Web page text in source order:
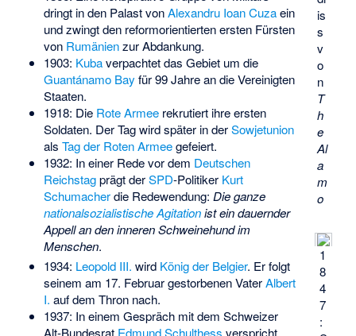
is
s
v
o
n
T
h
e
Al
a
m
o
1
8
4
7
:
dringt in den Palast vonAlexandru Ioan Cuzaein
und zwingt den reformorientierten ersten Fürsten
von Rumänienzur Abdankung.
1903: Kubaverpachtet das Gebiet um die
Guantánamo Bay für 99 Jahre an die Vereinigten
Staaten.
1918: Die Rote Armeerekrutiert ihre ersten
Soldaten. Der Tag wird später in derSowjetunion
als Tag der Roten Armeegefeiert.
1932: In einer Rede vor dem Deutschen
Reichstagprägt derSPD-Politiker Kurt
Schumacherdie Redewendung: Die ganze
nationalsozialistische Agitationist ein dauernder
Appell an den inneren Schweinehund im
Menschen.
1934: Leopold III. wird König der Belgier. Er folgt
seinem am 17. Februar gestorbenen VaterAlbert
I. auf dem Thron nach.
1937: In einem Gespräch mit dem Schweizer